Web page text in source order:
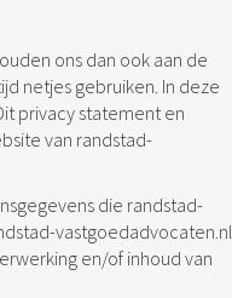
ons dan ook aan de
netjes gebruiken. In deze
privacy statement en
van randstad-
die randstad-
vastgoedadvocaten.nl
en/of inhoud van